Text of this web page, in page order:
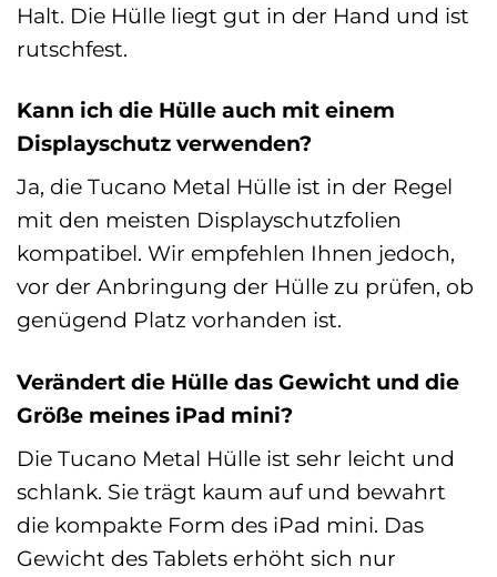
Halt. Die Hülle liegt gut in der Hand und ist
rutschfest.
Kann ich die Hülle auch mit einem
Displayschutz verwenden?
Ja, die Tucano Metal Hülle ist in der Regel
mit den meisten Displayschutzfolien
kompatibel. Wir empfehlen Ihnen jedoch,
vor der Anbringung der Hülle zu prüfen, ob
genügend Platz vorhanden ist.
Verändert die Hülle das Gewicht und die
Größe meines iPad mini?
Die Tucano Metal Hülle ist sehr leicht und
schlank. Sie trägt kaum auf und bewahrt
die kompakte Form des iPad mini. Das
Gewicht des Tablets erhöht sich nur